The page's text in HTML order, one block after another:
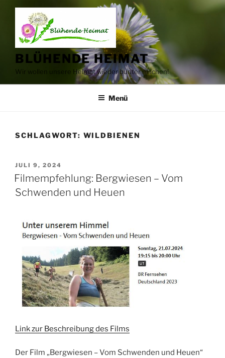
Zum
springen
BLÜHENDE HEIMAT
Wir wollen unsere Heimat wieder bunter machen!
Menü
SCHLAGWORT: WILDBIENEN
VERÖFFENTLICHT
AM
JULI 9, 2024
Filmempfehlung: Bergwiesen – Vom
Schwenden und Heuen
Link zur Beschreibung des Films
Der Film „Bergwiesen – Vom Schwenden und Heuen“